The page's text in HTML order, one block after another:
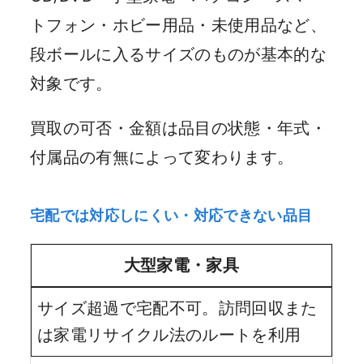
トフォン・ホビー用品・未使用品など、
段ボールに入るサイズのものが基本的な
対象です。
買取の可否・金額は品目の状態・年式・
付属品の有無によって変わります。
宅配では対応しにくい・対応できない品目
大型家電・家具
サイズ超過で宅配不可。訪問回収また
は家電リサイクル法のルートを利用